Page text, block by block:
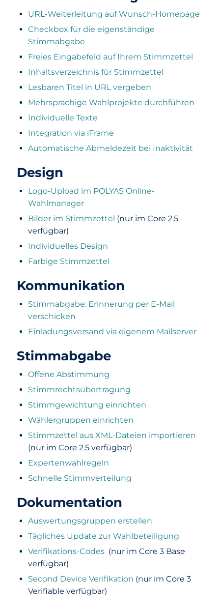
URL-Weiterleitung auf Wunsch-Homepage
Checkbox für die eigenständige
Stimmabgabe
Freies Eingabefeld auf Ihrem Stimmzettel
Inhaltsverzeichnis für Stimmzettel
Lesbaren Titel in URL vergeben
Mehrsprachige Wahlprojekte durchführen
Individuelle Texte
Integration via iFrame
Automatische Abmeldezeit bei Inaktivität
Design
Logo-Upload im POLYAS Online-
Wahlmanager
Bilder im Stimmzettel (nur im Core 2.5
verfügbar)
Individuelles Design
Farbige Stimmzettel
Kommunikation
Stimmabgabe: Erinnerung per E-Mail
verschicken
Einladungsversand via eigenem Mailserver
Stimmabgabe
Offene Abstimmung
Stimmrechtsübertragung
Stimmgewichtung einrichten
Wählergruppen einrichten
Stimmzettel aus XML-Dateien importieren
(nur im Core 2.5 verfügbar)
Expertenwahlregeln
Schnelle Stimmverteilung
Dokumentation
Auswertungsgruppen erstellen
Tägliches Update zur Wahlbeteiligung
Verifikations-Codes(nur im Core 3 Base
verfügbar)
Second Device Verifikation (nur im Core 3
Verifiable verfügbar)